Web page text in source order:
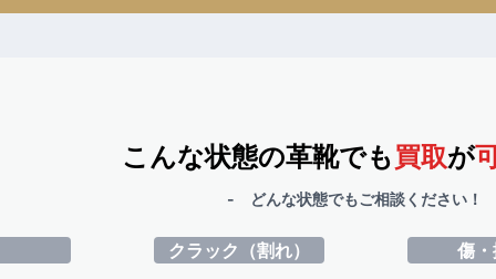
こんな状態の革靴でも買取が
- どんな状態でもご相談ください
クラック（割れ） 傷